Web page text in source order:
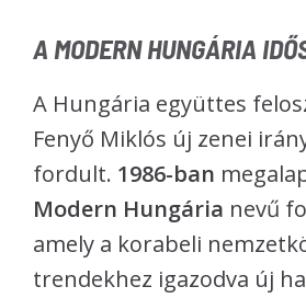
A MODERN HUNGÁRIA
A Hungária együttes
Fenyő Miklós új zenei
fordult. 1986-ban
Modern Hungária nevű
amely a korabeli
trendekhez igazodva új